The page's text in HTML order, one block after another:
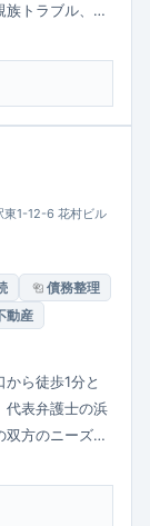
トラブル、企
す。長年弁護
丁寧な対応を心
したい方に身
東1-12-6 花村ビル
債務整理
動産
ら徒歩1分と
代表弁護士の浜
方のニーズに
問題、借金・
ら企業法務まで
相談可など利